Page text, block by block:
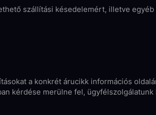
szállítási késedelemért, illetve
a konkrét árucikk információs
kérdése merülne fel, ügyfélszolgálatunk